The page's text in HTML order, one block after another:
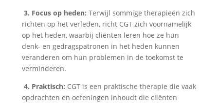
3. Focus op heden: Terwijl sommige therapieën zich
richten op het verleden, richt CGT zich voornamelijk
op het heden, waarbij cliënten leren hoe ze hun
denk- en gedragspatronen in het heden kunnen
veranderen om hun problemen in de toekomst te
verminderen.
4. Praktisch: CGT is een praktische therapie die vaak
opdrachten en oefeningen inhoudt die cliënten